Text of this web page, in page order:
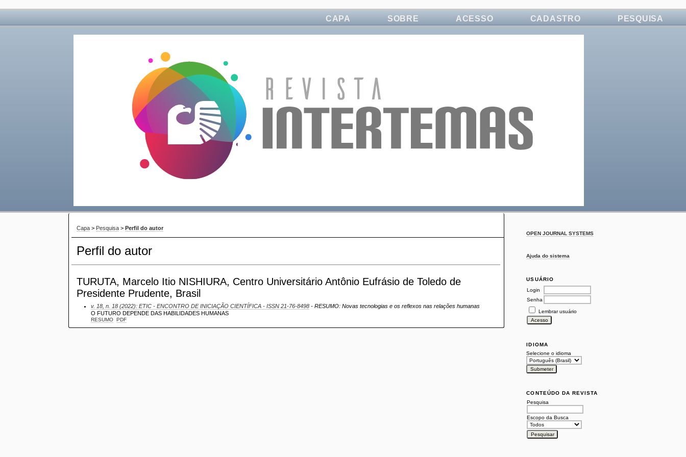
OPEN JOURNAL SYSTEMS
Ajuda do sistema
USUÁRIO
Login
Senha
Lembrar usuário
IDIOMA
Selecione o idioma
CONTEÚDO DA REVISTA
Pesquisa
Escopo da Busca
CAPA SOBRE ACESSO CADASTRO PESQUISA
Capa > Pesquisa >Perfil do autor
Perfil do autor
TURUTA, Marcelo Itio NISHIURA, Centro Universitário Antônio Eufrásio de Toledo de
Presidente Prudente, Brasil
v. 18, n. 18 (2022): ETIC - ENCONTRO DE INICIAÇÃO CIENTÍFICA - ISSN 21-76-8498 - RESUMO: Novas tecnologias e os reflexos nas relações humanas
O FUTURO DEPENDE DAS HABILIDADES HUMANAS
RESUMO PDF